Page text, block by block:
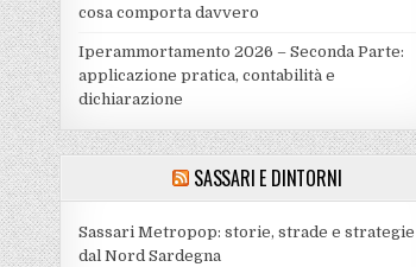
cosa comporta davvero
Iperammortamento 2026 – Seconda Parte:
applicazione pratica, contabilità e
dichiarazione
SASSARI E DINTORNI
Sassari Metropop: storie, strade e strategie
dal Nord Sardegna